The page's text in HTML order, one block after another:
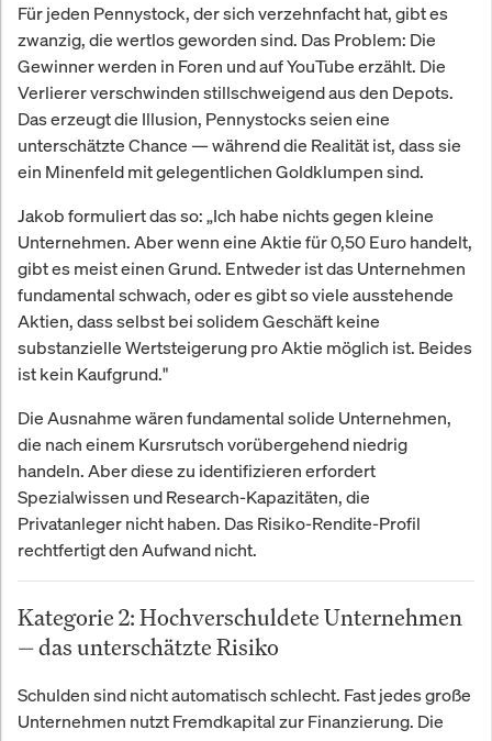
Für jeden Pennystock, der sich verzehnfacht hat, gibt es
zwanzig, die wertlos geworden sind. Das Problem: Die
Gewinner werden in Foren und auf YouTube erzählt. Die
Verlierer verschwinden stillschweigend aus den Depots.
Das erzeugt die Illusion, Pennystocks seien eine
unterschätzte Chance — während die Realität ist, dass sie
ein Minenfeld mit gelegentlichen Goldklumpen sind.
Jakob formuliert das so: „Ich habe nichts gegen kleine
Unternehmen. Aber wenn eine Aktie für 0,50 Euro handelt,
gibt es meist einen Grund. Entweder ist das Unternehmen
fundamental schwach, oder es gibt so viele ausstehende
Aktien, dass selbst bei solidem Geschäft keine
substanzielle Wertsteigerung pro Aktie möglich ist. Beides
ist kein Kaufgrund."
Die Ausnahme wären fundamental solide Unternehmen,
die nach einem Kursrutsch vorübergehend niedrig
handeln. Aber diese zu identifizieren erfordert
Spezialwissen und Research-Kapazitäten, die
Privatanleger nicht haben. Das Risiko-Rendite-Profil
rechtfertigt den Aufwand nicht.
Kategorie 2: Hochverschuldete Unternehmen
— das unterschätzte Risiko
Schulden sind nicht automatisch schlecht. Fast jedes große
Unternehmen nutzt Fremdkapital zur Finanzierung. Die